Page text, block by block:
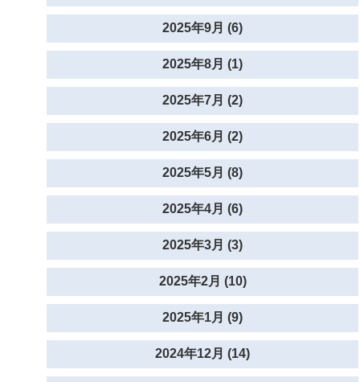
2025年9月 (6)
2025年8月 (1)
2025年7月 (2)
2025年6月 (2)
2025年5月 (8)
2025年4月 (6)
2025年3月 (3)
2025年2月 (10)
2025年1月 (9)
2024年12月 (14)